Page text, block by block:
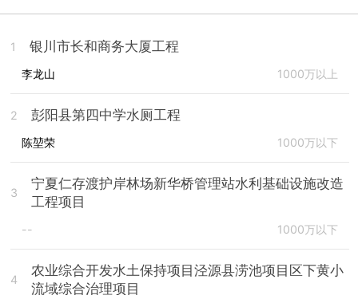
1 银川市长和商务大厦工程
李龙山 1000万以上
2 彭阳县第四中学水厕工程
陈堃荣 1000万以下
3
宁夏仁存渡护岸林场新华桥管理站水利基础设施改造
工程项目
-- 1000万以下
4
农业综合开发水土保持项目泾源县涝池项目区下黄小
流域综合治理项目